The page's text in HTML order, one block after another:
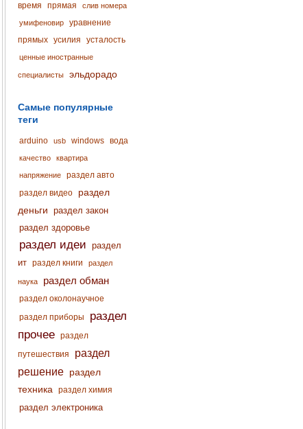
время
прямая слив номера
умифеновир
уравнение
прямых усилия усталость
ценные иностранные
специалисты эльдорадо
Самые популярные
теги
arduino usb windows вода
качество квартира
напряжение
раздел авто
раздел видео
раздел
деньги раздел закон
раздел здоровье
раздел идеи раздел
ит раздел книги раздел
наука раздел обман
раздел околонаучное
раздел приборы
раздел
прочее раздел
путешествия
раздел
решение раздел
техника
раздел химия
раздел электроника